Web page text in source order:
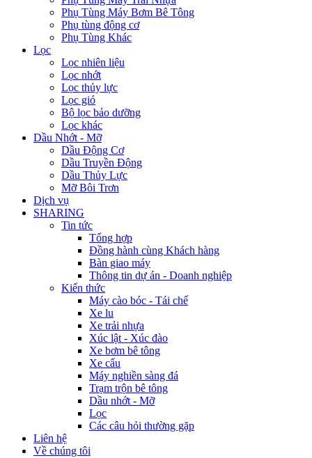
Phụ Tùng Máy Bơm Bê Tông
Phụ tùng động cơ
Phụ Tùng Khác
Lọc
Lọc nhiên liệu
Lọc nhớt
Lọc thủy lực
Lọc gió
Bộ lọc bảo dưỡng
Lọc khác
Dầu Nhớt - Mỡ
Dầu Động Cơ
Dầu Truyền Động
Dầu Thủy Lực
Mỡ Bôi Trơn
Dịch vụ
SHARING
Tin tức
Tổng hợp
Đồng hành cùng Khách hàng
Bàn giao máy
Thông tin dự án - Doanh nghiệp
Kiến thức
Máy cào bóc - Tái chế
Xe lu
Xe trải nhựa
Xúc lật - Xúc đào
Xe bơm bê tông
Xe cẩu
Máy nghiền sàng đá
Trạm trộn bê tông
Dầu nhớt - Mỡ
Lọc
Các câu hỏi thường gặp
Liên hệ
Về chúng tôi